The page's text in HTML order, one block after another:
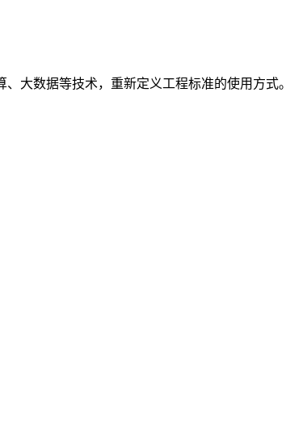
大数据等技术，重新定义工程标准的使用方式。